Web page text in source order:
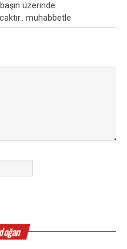
üzerinde
muhabbetle